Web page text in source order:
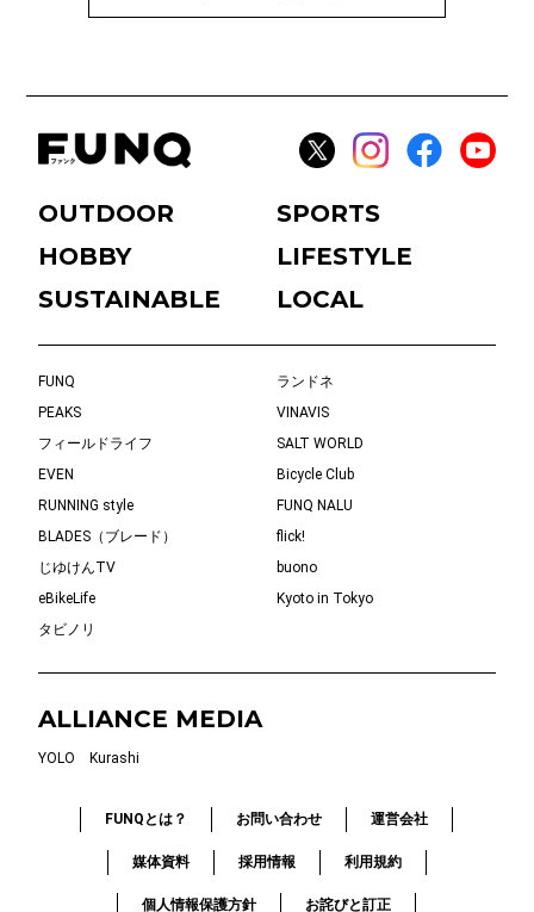
OUTDOOR
SPORTS
HOBBY
LIFESTYLE
SUSTAINABLE
LOCAL
FUNQ
ランドネ
PEAKS
VINAVIS
フィールドライフ
SALT WORLD
EVEN
Bicycle Club
RUNNING style
FUNQ NALU
BLADES（ブレード）
flick!
じゆけんTV
buono
eBikeLife
Kyoto in Tokyo
タビノリ
ALLIANCE MEDIA
YOLO Kurashi
FUNQとは？ お問い合わせ 運営会社
媒体資料 採用情報 利用規約
個人情報保護方針 お詫びと訂正